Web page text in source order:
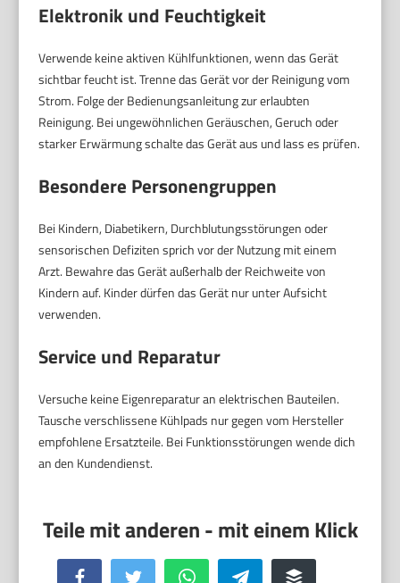
Elektronik und Feuchtigkeit
Verwende keine aktiven Kühlfunktionen, wenn das Gerät
sichtbar feucht ist. Trenne das Gerät vor der Reinigung vom
Strom. Folge der Bedienungsanleitung zur erlaubten
Reinigung. Bei ungewöhnlichen Geräuschen, Geruch oder
starker Erwärmung schalte das Gerät aus und lass es prüfen.
Besondere Personengruppen
Bei Kindern, Diabetikern, Durchblutungsstörungen oder
sensorischen Defiziten sprich vor der Nutzung mit einem
Arzt. Bewahre das Gerät außerhalb der Reichweite von
Kindern auf. Kinder dürfen das Gerät nur unter Aufsicht
verwenden.
Service und Reparatur
Versuche keine Eigenreparatur an elektrischen Bauteilen.
Tausche verschlissene Kühlpads nur gegen vom Hersteller
empfohlene Ersatzteile. Bei Funktionsstörungen wende dich
an den Kundendienst.
Facebook Twitter WhatsApp Telegram Buffer